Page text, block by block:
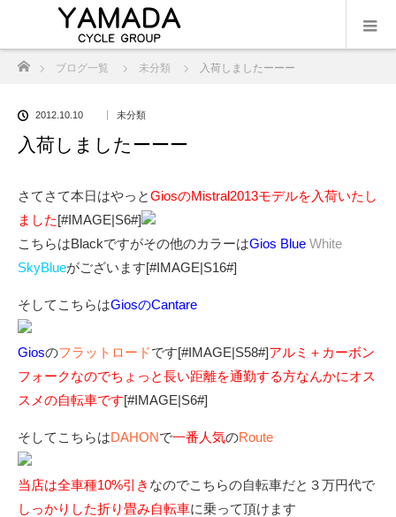
ブログ一覧 未分類 入荷しましたーーー
2012.10.10 未分類
入荷しましたーーー
さてさて本日はやっとGiosのMistral2013モデルを入荷いたし
ました[#IMAGE|S6#]
こちらはBlackですがその他のカラーはGios Blue White
SkyBlueがございます[#IMAGE|S16#]
そしてこちらはGiosのCantare
Giosのフラットロードです[#IMAGE|S58#]アルミ＋カーボン
フォークなのでちょっと長い距離を通勤する方なんかにオス
スメの自転車です[#IMAGE|S6#]
そしてこちらはDAHONで一番人気のRoute
当店は全車種10%引き なのでこちらの自転車だと３万円代で
しっかりした折り畳み自転車に乗って頂けます